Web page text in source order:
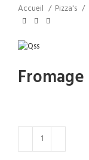
Accueil Pizza's
Fromage